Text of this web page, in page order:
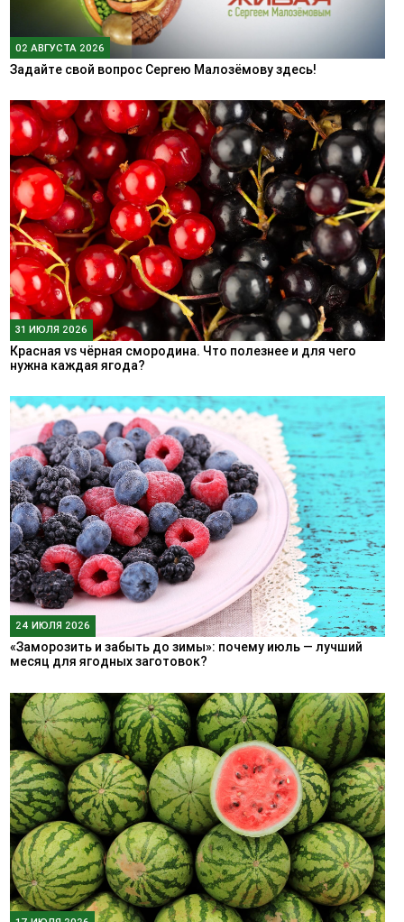
02 АВГУСТА 2026
Задайте свой вопрос Сергею Малозёмову здесь!
31 ИЮЛЯ 2026
Красная vs чёрная смородина. Что полезнее и для чего
нужна каждая ягода?
24 ИЮЛЯ 2026
«Заморозить и забыть до зимы»: почему июль — лучший
месяц для ягодных заготовок?